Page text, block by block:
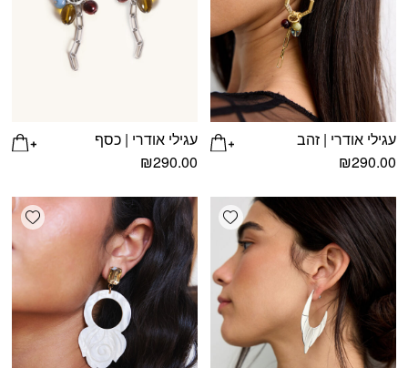
עגילי אודרי | זהב
₪290.00
עגילי אודרי | כסף
₪290.00
Add wishlist